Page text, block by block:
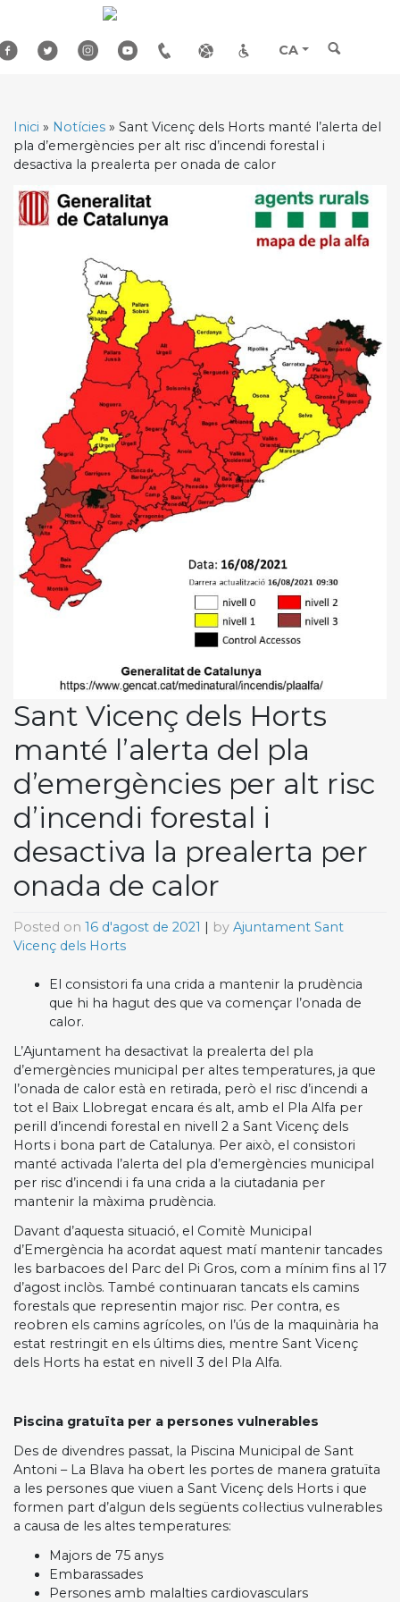
content
CA
Inici » Notícies » Sant Vicenç dels Horts manté l’alerta del
pla d’emergències per alt risc d’incendi forestal i
desactiva la prealerta per onada de calor
Sant Vicenç dels Horts
manté l’alerta del pla
d’emergències per alt risc
d’incendi forestal i
desactiva la prealerta per
onada de calor
Posted on 16 d'agost de 2021 | by Ajuntament Sant
Vicenç dels Horts
El consistori fa una crida a mantenir la prudència
que hi ha hagut des que va començar l’onada de
calor.
L’Ajuntament ha desactivat la prealerta del pla
d’emergències municipal per altes temperatures, ja que
l’onada de calor està en retirada, però el risc d’incendi a
tot el Baix Llobregat encara és alt, amb el Pla Alfa per
perill d’incendi forestal en nivell 2 a Sant Vicenç dels
Horts i bona part de Catalunya. Per això, el consistori
manté activada l’alerta del pla d’emergències municipal
per risc d’incendi i fa una crida a la ciutadania per
mantenir la màxima prudència.
Davant d’aquesta situació, el Comitè Municipal
d’Emergència ha acordat aquest matí mantenir tancades
les barbacoes del Parc del Pi Gros, com a mínim fins al 17
d’agost inclòs. També continuaran tancats els camins
forestals que representin major risc. Per contra, es
reobren els camins agrícoles, on l’ús de la maquinària ha
estat restringit en els últims dies, mentre Sant Vicenç
dels Horts ha estat en nivell 3 del Pla Alfa.
Piscina gratuïta per a persones vulnerables
Des de divendres passat, la Piscina Municipal de Sant
Antoni – La Blava ha obert les portes de manera gratuïta
a les persones que viuen a Sant Vicenç dels Horts i que
formen part d’algun dels següents col·lectius vulnerables
a causa de les altes temperatures:
Majors de 75 anys
Embarassades
Persones amb malalties cardiovasculars